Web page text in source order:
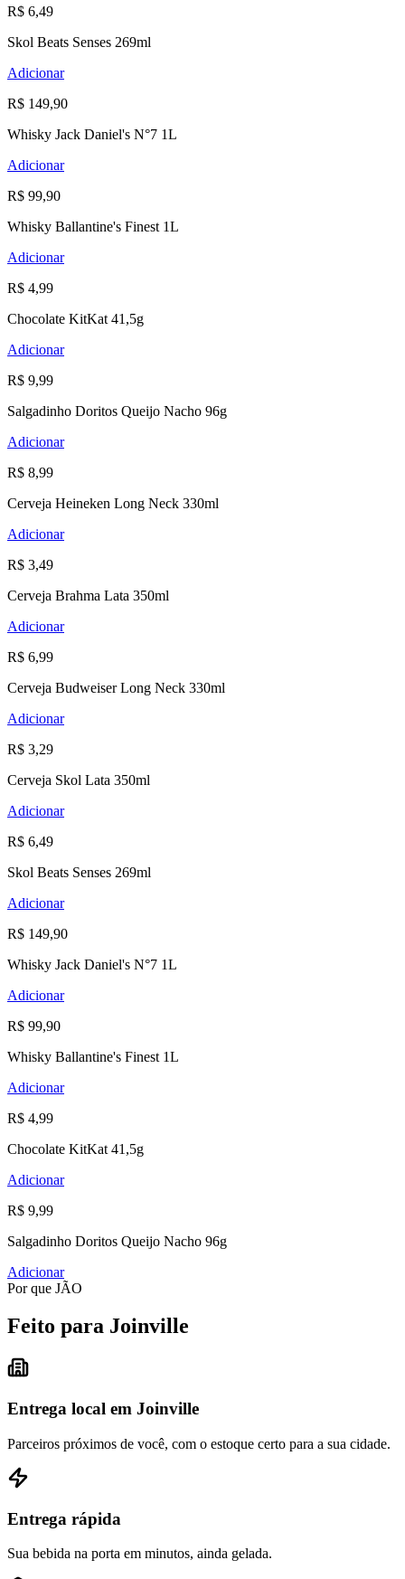
R$ 6,49
Skol Beats Senses 269ml
Adicionar
R$ 149,90
Whisky Jack Daniel's N°7 1L
Adicionar
R$ 99,90
Whisky Ballantine's Finest 1L
Adicionar
R$ 4,99
Chocolate KitKat 41,5g
Adicionar
R$ 9,99
Salgadinho Doritos Queijo Nacho 96g
Adicionar
R$ 8,99
Cerveja Heineken Long Neck 330ml
Adicionar
R$ 3,49
Cerveja Brahma Lata 350ml
Adicionar
R$ 6,99
Cerveja Budweiser Long Neck 330ml
Adicionar
R$ 3,29
Cerveja Skol Lata 350ml
Adicionar
R$ 6,49
Skol Beats Senses 269ml
Adicionar
R$ 149,90
Whisky Jack Daniel's N°7 1L
Adicionar
R$ 99,90
Whisky Ballantine's Finest 1L
Adicionar
R$ 4,99
Chocolate KitKat 41,5g
Adicionar
R$ 9,99
Salgadinho Doritos Queijo Nacho 96g
Adicionar
Por que JÃO
Feito para Joinville
Entrega local em Joinville
Parceiros próximos de você, com o estoque certo para a sua cidade.
Entrega rápida
Sua bebida na porta em minutos, ainda gelada.